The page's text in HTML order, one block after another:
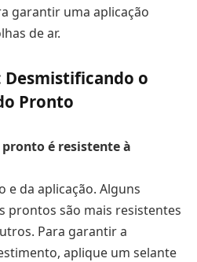
garantir uma aplicação
de ar.
Desmistificando o
Pronto
é resistente à
e da aplicação. Alguns
prontos são mais resistentes
Para garantir a
aplique um selante